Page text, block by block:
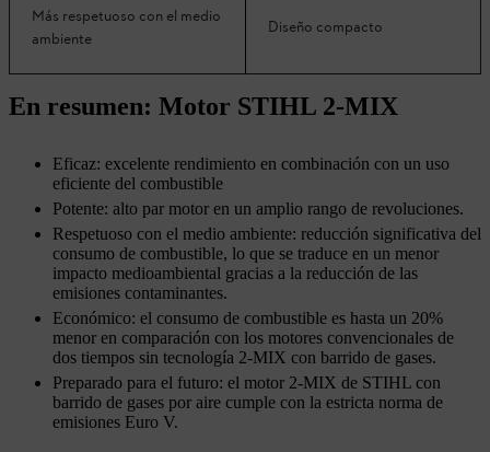
Más respetuoso con el medio
ambiente
Diseño compacto
En resumen: Motor STIHL 2-MIX
Eficaz: excelente rendimiento en combinación con un uso
eficiente del combustible
Potente: alto par motor en un amplio rango de revoluciones.
Respetuoso con el medio ambiente: reducción significativa del
consumo de combustible, lo que se traduce en un menor
impacto medioambiental gracias a la reducción de las
emisiones contaminantes.
Económico: el consumo de combustible es hasta un 20%
menor en comparación con los motores convencionales de
dos tiempos sin tecnología 2-MIX con barrido de gases.
Preparado para el futuro: el motor 2-MIX de STIHL con
barrido de gases por aire cumple con la estricta norma de
emisiones Euro V.